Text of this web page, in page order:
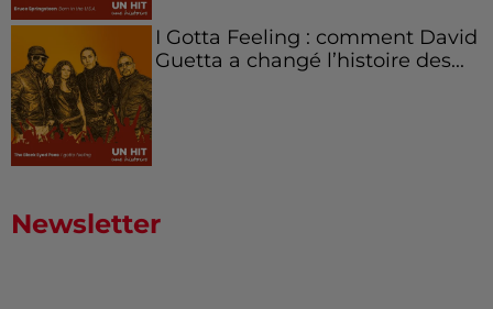
I Gotta Feeling : comment David
Guetta a changé l’histoire des...
Newsletter